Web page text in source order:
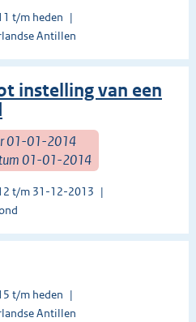
t/m heden
Antillen
instelling van een
01-01-2014
01-01-2014
t/m 31-12-2013
t/m heden
Antillen